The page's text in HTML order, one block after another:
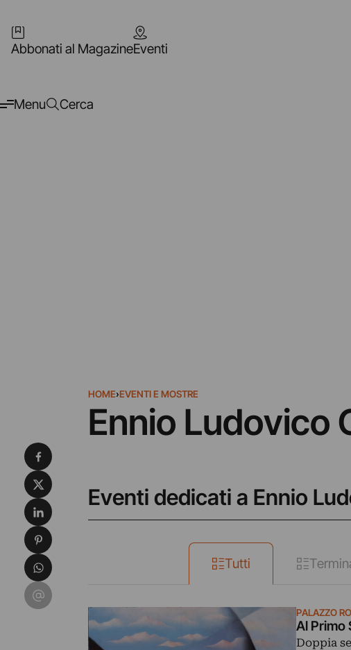
Abbonati al MagazineEventi
Menu Cerca
HOME›EVENTI E MOSTRE
Ennio Ludovico
Eventi dedicati a Ennio
Tutti
PALAZZO
Al Primo
Doppia
Condividi su Facebook
Condividi su X
Condividi su LinkedIn
Condividi su Pinterest
Condividi su WhatsApp
Condividi su Email